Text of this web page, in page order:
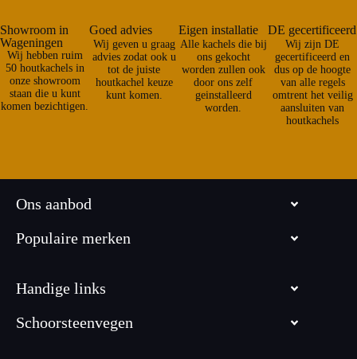
Showroom in
Wageningen
Wij hebben ruim
50 houtkachels in
onze showroom
staan die u kunt
komen bezichtigen.
Goed advies
Wij geven u graag
advies zodat ook u
tot de juiste
houtkachel keuze
kunt komen.
Eigen installatie
Alle kachels die bij
ons gekocht
worden zullen ook
door ons zelf
geinstalleerd
worden.
DE gecertificeerd
Wij zijn DE
gecertificeerd en
dus op de hoogte
van alle regels
omtrent het veilig
aansluiten van
houtkachels
Ons aanbod
Populaire merken
Handige links
Schoorsteenvegen